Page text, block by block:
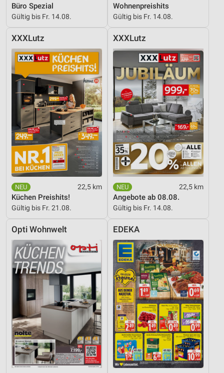
Büro Spezial
Gültig bis Fr. 14.08.
Wohnenpreishits
Gültig bis Fr. 14.08.
XXXLutz
22,5 km
Küchen Preishits!
Gültig bis Fr. 21.08.
XXXLutz
22,5 km
Angebote ab 08.08.
Gültig bis Fr. 14.08.
Opti Wohnwelt EDEKA